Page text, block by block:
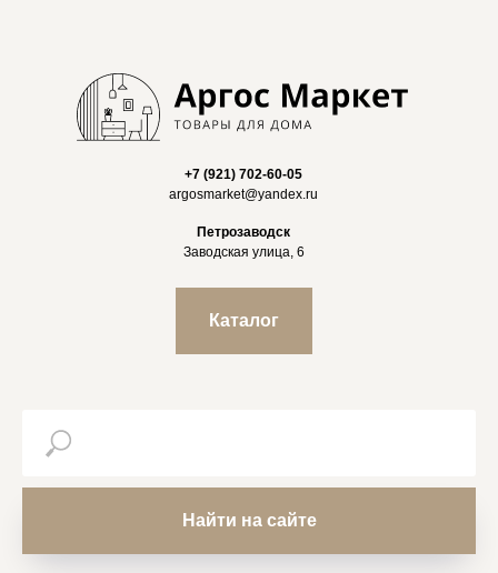
+7 (921) 702-60-05
argosmarket@yandex.ru
Петрозаводск
Заводская улица, 6
Каталог
Найти на сайте